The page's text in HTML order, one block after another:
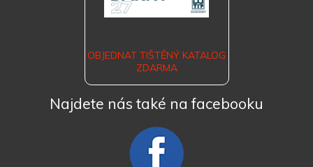
OBJEDNAT TIŠTĚNÝ KATALOG
ZDARMA
Najdete nás také na facebooku